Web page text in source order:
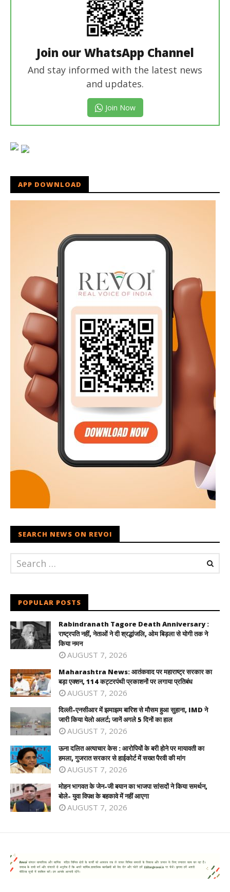
Join our WhatsApp Channel
And stay informed with the latest news
and updates.
Join Now
APP DOWNLOAD
SEARCH NEWS ON REVOI
POPULAR POSTS
Rabindranath Tagore Death Anniversary :
राष्ट्रपति नहीं, नेताओं ने दी श्रद्धांजलि, ओम बिड़ला से योगी तक ने
किया नमन
AUGUST 7, 2026
Maharashtra News: आतंकवाद पर महाराष्ट्र सरकार का
बड़ा एक्शन, 114 कट्टरपंथी प्रकाशनों पर लगाया प्रतिबंध
AUGUST 7, 2026
दिल्ली-एनसीआर में झमाझम बारिश से मौसम हुआ सुहाना, IMD ने
जारी किया येलो अलर्ट; जानें अगले 5 दिनों का हाल
AUGUST 7, 2026
ऊना दलित अत्याचार केस : आरोपियों के बरी होने पर मायावती का
हमला, गुजरात सरकार से हाईकोर्ट में सख्त पैरवी की मांग
AUGUST 7, 2026
मोहन भागवत के जेन-जी बयान का भाजपा सांसदों ने किया समर्थन,
बोले- युवा विपक्ष के बहकावे में नहीं आएगा
AUGUST 7, 2026